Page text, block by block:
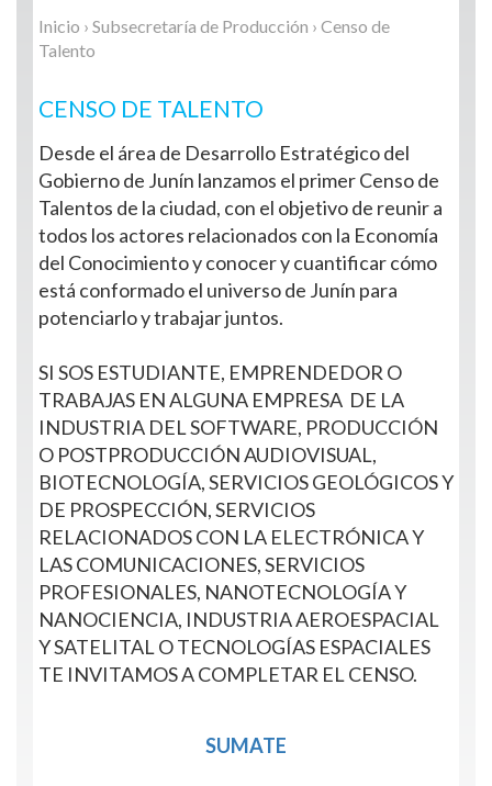
Inicio › Subsecretaría de Producción › Censo de
Talento
CENSO DE TALENTO
Desde el área de Desarrollo Estratégico del
Gobierno de Junín lanzamos el primer Censo de
Talentos de la ciudad, con el objetivo de reunir a
todos los actores relacionados con la Economía
del Conocimiento y conocer y cuantificar cómo
está conformado el universo de Junín para
potenciarlo y trabajar juntos.
SI SOS ESTUDIANTE, EMPRENDEDOR O
TRABAJAS EN ALGUNA EMPRESA DE LA
INDUSTRIA DEL SOFTWARE, PRODUCCIÓN
O POSTPRODUCCIÓN AUDIOVISUAL,
BIOTECNOLOGÍA, SERVICIOS GEOLÓGICOS Y
DE PROSPECCIÓN, SERVICIOS
RELACIONADOS CON LA ELECTRÓNICA Y
LAS COMUNICACIONES, SERVICIOS
PROFESIONALES, NANOTECNOLOGÍA Y
NANOCIENCIA, INDUSTRIA AEROESPACIAL
Y SATELITAL O TECNOLOGÍAS ESPACIALES
TE INVITAMOS A COMPLETAR EL CENSO.
SUMATE